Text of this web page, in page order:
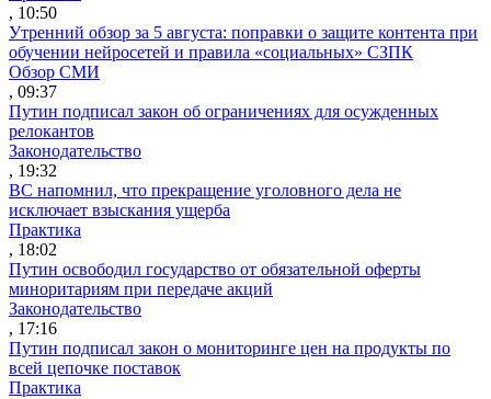
, 10:50
Утренний обзор за 5 августа: поправки о защите контента при
обучении нейросетей и правила «социальных» СЗПК
Обзор СМИ
, 09:37
Путин подписал закон об ограничениях для осужденных
релокантов
Законодательство
, 19:32
ВС напомнил, что прекращение уголовного дела не
исключает взыскания ущерба
Практика
, 18:02
Путин освободил государство от обязательной оферты
миноритариям при передаче акций
Законодательство
, 17:16
Путин подписал закон о мониторинге цен на продукты по
всей цепочке поставок
Практика